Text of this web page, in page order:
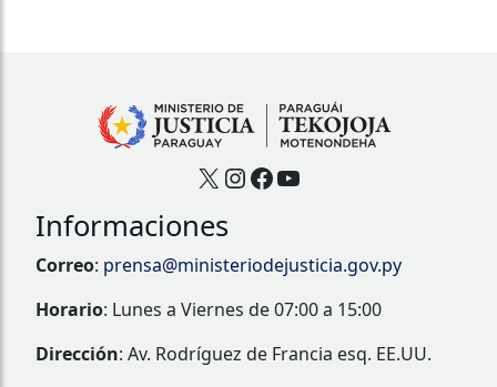
X Instagram
Facebook
YouTube
Informaciones
Correo: prensa@ministeriodejusticia.gov.py
Horario: Lunes a Viernes de 07:00 a 15:00
Dirección: Av. Rodríguez de Francia esq. EE.UU.